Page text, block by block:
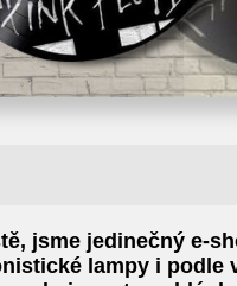
jsme jedinečný e-
lampy i podle